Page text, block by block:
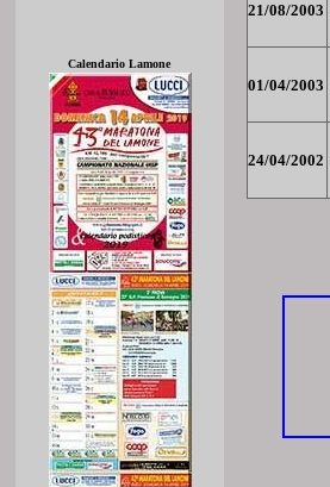
21/08/2003
01/04/2003
24/04/2002
Calendario Lamone